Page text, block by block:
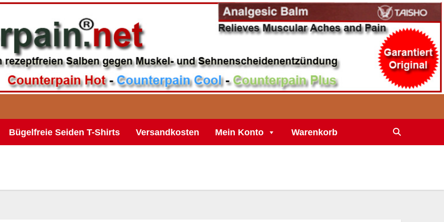
Bügelfreie Seiden T-Shirts Versandkosten Mein Konto Warenkorb